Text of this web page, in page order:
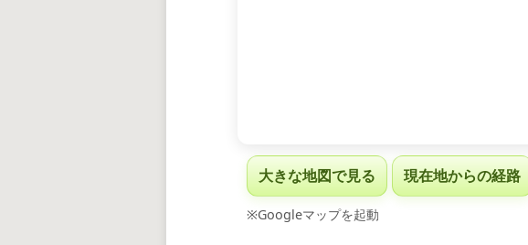
大きな地図で見る 現在地からの経路
※Googleマップを起動